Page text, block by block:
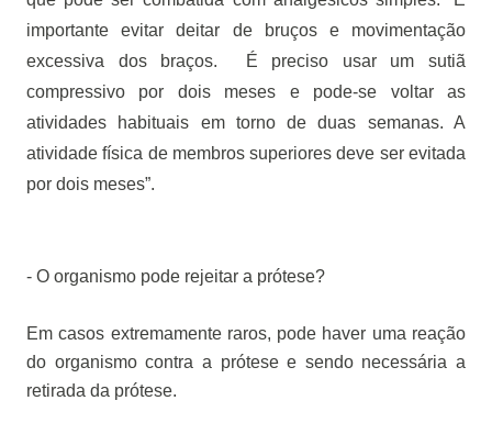
importante evitar deitar de bruços e movimentação
excessiva dos braços.
É preciso usar um sutiã
compressivo por dois meses e pode-se voltar as
atividades habituais em torno de duas semanas. A
atividade física de membros superiores deve ser evitada
por dois meses”.
- O organismo pode rejeitar a prótese?
Em casos extremamente raros, pode haver uma reação
do organismo contra a prótese e sendo necessária a
retirada da prótese.